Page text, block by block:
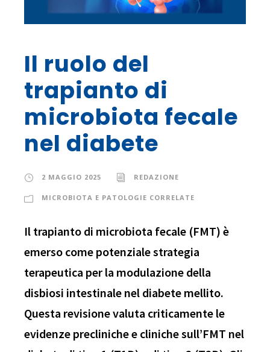
Il ruolo del
trapianto di
microbiota fecale
nel diabete
2 MAGGIO 2025 REDAZIONE
MICROBIOTA E PATOLOGIE CORRELATE
Il trapianto di microbiota fecale (FMT) è
emerso come potenziale strategia
terapeutica per la modulazione della
disbiosi intestinale nel diabete mellito.
Questa revisione valuta criticamente le
evidenze precliniche e cliniche sull’FMT nel